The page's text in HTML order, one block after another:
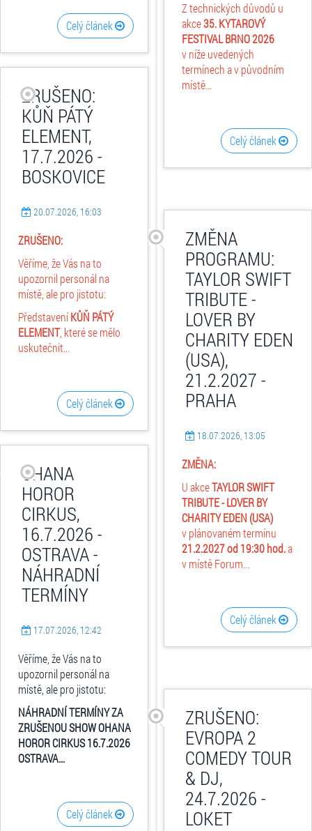
Celý článek
Z technických důvodů u
akce35. KYTAROVÝ
FESTIVAL BRNO 2026
v níže uvedených
termínech a v původním
místě...
Celý článek
ZRUŠENO:
KŮŇ PÁTÝ
ELEMENT,
17.7.2026 -
BOSKOVICE
20.07.2026, 16:03
ZRUŠENO:
Věříme, že Vás na to
upozornil personál na
místě, ale pro jistotu:
PředstaveníKŮŇ PÁTÝ
ELEMENT, které se mělo
uskutečnit...
Celý článek
ZMĚNA
PROGRAMU:
TAYLOR SWIFT
TRIBUTE -
LOVER BY
CHARITY EDEN
(USA),
21.2.2027 -
PRAHA
18.07.2026, 13:05
ZMĚNA:
U akceTAYLOR SWIFT
TRIBUTE - LOVER BY
CHARITY EDEN (USA)
v plánovaném termínu
21.2.2027 od 19:30 hod.a
v místě Forum...
Celý článek
OHANA
HOROR
CIRKUS,
16.7.2026 -
OSTRAVA -
NÁHRADNÍ
TERMÍNY
17.07.2026, 12:42
Věříme, že Vás na to
upozornil personál na
místě, ale pro jistotu:
NÁHRADNÍ TERMÍNY ZA
ZRUŠENOU SHOW OHANA
HOROR CIRKUS 16.7.2026
OSTRAVA...
Celý článek
ZRUŠENO:
EVROPA 2
COMEDY TOUR
& DJ,
24.7.2026 -
LOKET